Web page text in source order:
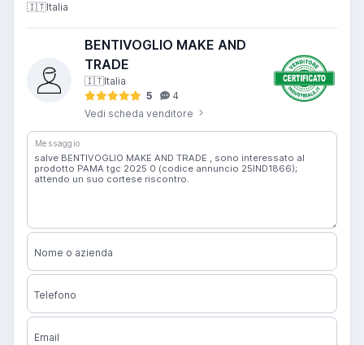
🇮🇹Italia
BENTIVOGLIO MAKE AND
TRADE
🇮🇹Italia
5
4
Vedi scheda venditore
Messaggio
Nome o azienda
Telefono
Email